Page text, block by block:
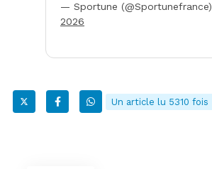
— Sportune (@Sportunefrance)
2026
Un article lu 5310 fois